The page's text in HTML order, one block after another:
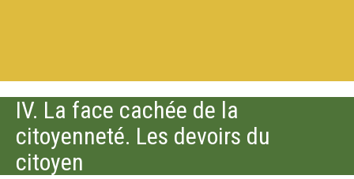
IV. La face cachée de la
citoyenneté. Les devoirs du
citoyen